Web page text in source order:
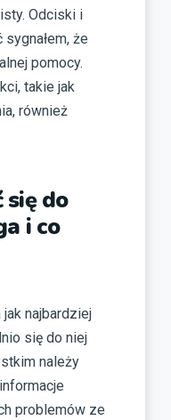
Odciski i
że
pomocy.
takie jak
również
się do
i co
najbardziej
się do niej
należy
problemów ze